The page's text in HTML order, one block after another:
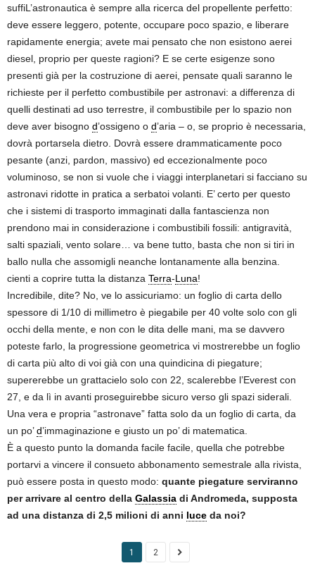
suffiL’astronautica è sempre alla ricerca del propellente perfetto:
deve essere leggero, potente, occupare poco spazio, e liberare
rapidamente energia; avete mai pensato che non esistono aerei
diesel, proprio per queste ragioni? E se certe esigenze sono
presenti già per la costruzione di aerei, pensate quali saranno le
richieste per il perfetto combustibile per astronavi: a differenza di
quelli destinati ad uso terrestre, il combustibile per lo spazio non
deve aver bisogno d’ossigeno o d’aria – o, se proprio è necessaria,
dovrà portarsela dietro. Dovrà essere drammaticamente poco
pesante (anzi, pardon, massivo) ed eccezionalmente poco
voluminoso, se non si vuole che i viaggi interplanetari si facciano su
astronavi ridotte in pratica a serbatoi volanti. E’ certo per questo
che i sistemi di trasporto immaginati dalla fantascienza non
prendono mai in considerazione i combustibili fossili: antigravità,
salti spaziali, vento solare… va bene tutto, basta che non si tiri in
ballo nulla che assomigli neanche lontanamente alla benzina.
cienti a coprire tutta la distanza Terra-Luna!
Incredibile, dite? No, ve lo assicuriamo: un foglio di carta dello
spessore di 1/10 di millimetro è piegabile per 40 volte solo con gli
occhi della mente, e non con le dita delle mani, ma se davvero
poteste farlo, la progressione geometrica vi mostrerebbe un foglio
di carta più alto di voi già con una quindicina di piegature;
supererebbe un grattacielo solo con 22, scalerebbe l’Everest con
27, e da lì in avanti proseguirebbe sicuro verso gli spazi siderali.
Una vera e propria “astronave” fatta solo da un foglio di carta, da
un po’d’immaginazione e giusto un po’ di matematica.
È a questo punto la domanda facile facile, quella che potrebbe
portarvi a vincere il consueto abbonamento semestrale alla rivista,
può essere posta in questo modo: quante piegature serviranno
per arrivare al centro della Galassia di Andromeda, supposta
ad una distanza di 2,5 milioni di anni luce da noi?
1 2